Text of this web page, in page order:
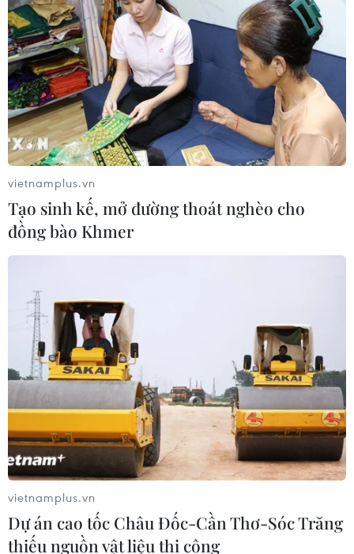
TIN CÙNG CHUYÊN MỤC
ASC 2026: Tiếp lửa đam mê khoa học
cho thế hệ trẻ Việt Nam
04/08/2026 14:08
Nghị quyết của Bộ Chính trị về công
tác người Việt Nam ở nước ngoài
04/08/2026 12:08
vietnamplus.vn
Tạo sinh kế, mở đường thoát nghèo cho
đồng bào Khmer
vietnamplus.vn
Dự án cao tốc Châu Đốc-Cần Thơ-Sóc Trăng
thiếu nguồn vật liệu thi công